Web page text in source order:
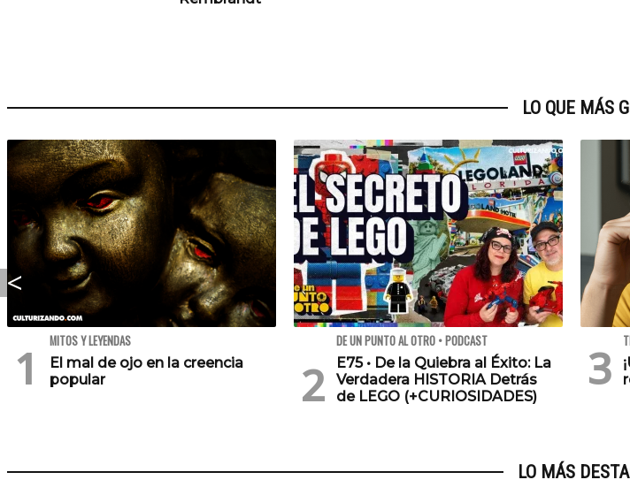
LO QUE MÁS
MITOS Y LEYENDAS
El mal de ojo en la creencia
popular
DE UN PUNTO AL OTRO • PODCAST
E75 • De la Quiebra al Éxito: La
Verdadera HISTORIA Detrás
de LEGO (+CURIOSIDADES)
LO MÁS